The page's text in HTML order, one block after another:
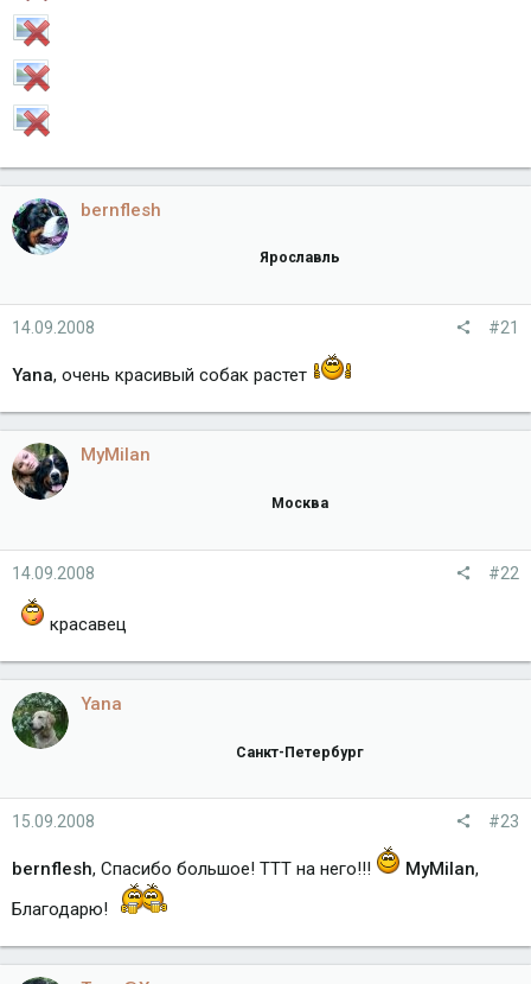
bernflesh
Ярославль
14.09.2008 #21
Yana, очень красивый собак растет
MyMilan
Москва
14.09.2008 #22
красавец
Yana
Санкт-Петербург
15.09.2008 #23
bernflesh, Спасибо большое! ТТТ на него!!! MyMilan,
Благодарю!